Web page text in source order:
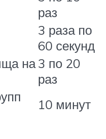
раз
3 раза по
60 секунд
на3 по 20
раз
10 минут